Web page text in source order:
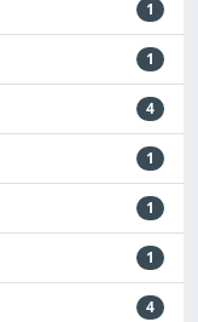
1
1
4
1
1
1
4